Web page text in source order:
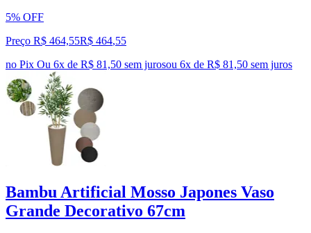
5% OFF
Preço R$ 464,55R$ 464,55
no Pix Ou 6x de R$ 81,50 sem jurosou 6x de R$ 81,50 sem juros
Bambu Artificial Mosso Japones Vaso
Grande Decorativo 67cm